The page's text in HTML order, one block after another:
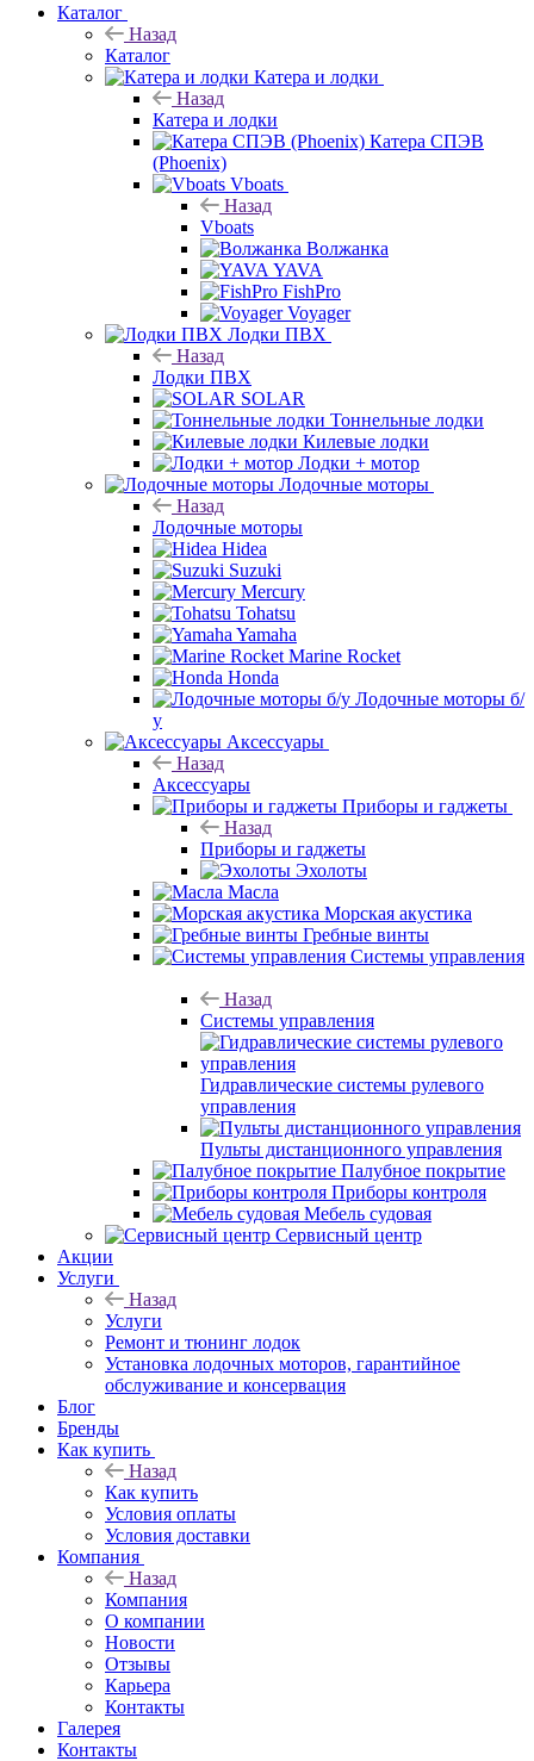
Каталог
Назад
Каталог
Катера и лодки
Назад
Катера и лодки
Катера СПЭВ
(Phoenix)
Vboats
Назад
Vboats
Волжанка
YAVA
FishPro
Voyager
Лодки ПВХ
Назад
Лодки ПВХ
SOLAR
Тоннельные лодки
Килевые лодки
Лодки + мотор
Лодочные моторы
Назад
Лодочные моторы
Hidea
Suzuki
Mercury
Tohatsu
Yamaha
Marine Rocket
Honda
Лодочные моторы б/
у
Аксессуары
Назад
Аксессуары
Приборы и гаджеты
Назад
Приборы и гаджеты
Эхолоты
Масла
Морская акустика
Гребные винты
Системы управления
Назад
Системы управления
Гидравлические системы рулевого
управления
Пульты дистанционного управления
Палубное покрытие
Приборы контроля
Мебель судовая
Сервисный центр
Акции
Услуги
Назад
Услуги
Ремонт и тюнинг лодок
Установка лодочных моторов, гарантийное
обслуживание и консервация
Блог
Бренды
Как купить
Назад
Как купить
Условия оплаты
Условия доставки
Компания
Назад
Компания
О компании
Новости
Отзывы
Карьера
Контакты
Галерея
Контакты